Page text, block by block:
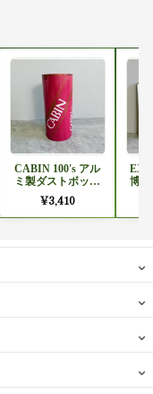
CABIN 100's アル
ミ製ダストボック
ス / キャビン アル
ミ缶 ゴミ箱 傘立て
当時物
¥3,410
博覧
⌄
⌄
⌄
⌄